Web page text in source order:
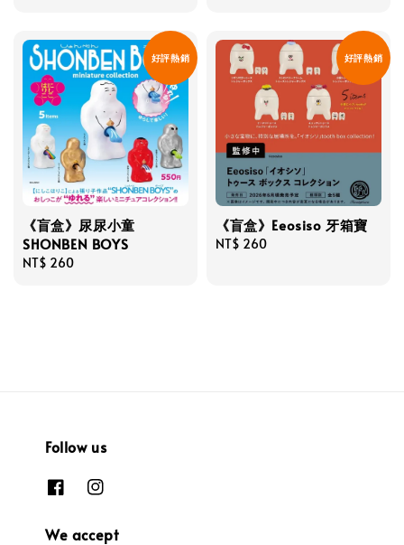
好評熱銷
《盲盒》尿尿小童
SHONBEN BOYS
Regular
NT$ 260
好評熱銷
《盲盒》Eeosiso 牙箱寶
Regular
NT$ 260
Follow us
We accept